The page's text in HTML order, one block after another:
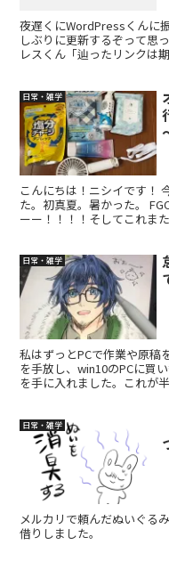
夜遅くにWordPressくんに
しぶりに更新するぞって思
レスくん「辿ったリンクは
日常・雑学
こんにちは！ニシイです！
た。初真夏。暑かった。
ーー！！！！そしてこれま
日常・雑学
私はずっとPCで作業や原稿
を手放し、win10のPCに買
を手に入れました。これが
日常・雑学
メルカリで頼んだぬいぐる
借りしました。